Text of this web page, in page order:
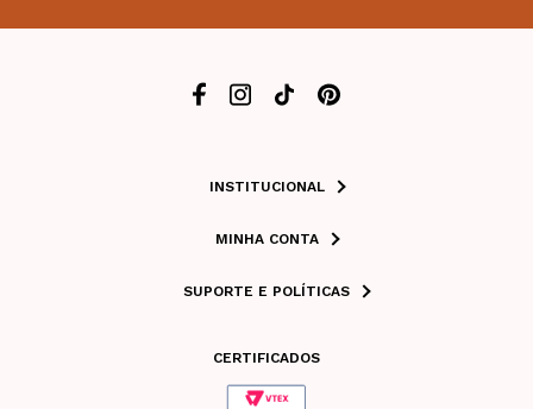
INSTITUCIONAL
MINHA CONTA
SUPORTE E POLÍTICAS
CERTIFICADOS